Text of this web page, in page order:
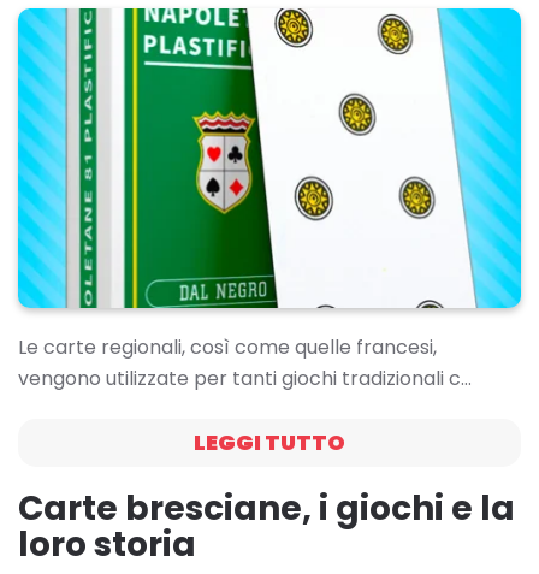
Le carte regionali, così come quelle francesi,
vengono utilizzate per tanti giochi tradizionali c…
LEGGI TUTTO
Carte bresciane, i giochi e la
loro storia